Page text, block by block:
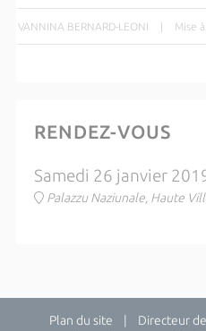
VANNINA BERNARD-LEONI | Mise
RENDEZ-VOUS
Samedi 26 janvier
Palazzu Naziunale, Haute
Plan du site | Directeur de